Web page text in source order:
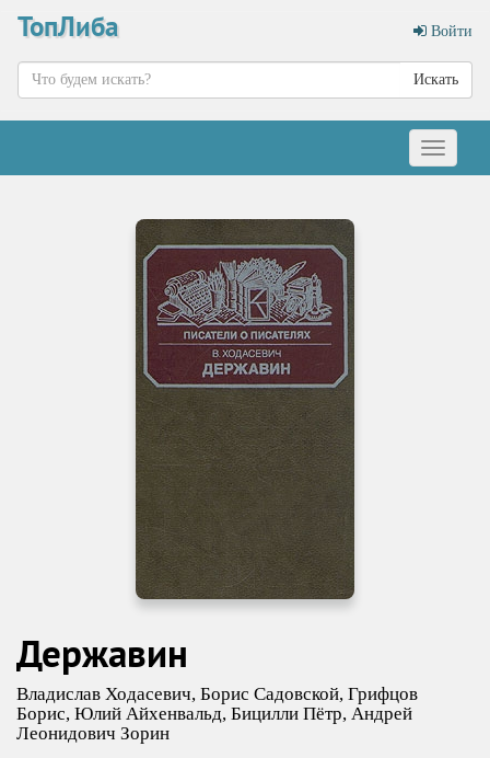
ТопЛиба Войти
Искать
Меню
Державин
Владислав Ходасевич, Борис Садовской, Грифцов
Борис, Юлий Айхенвальд, Бицилли Пётр, Андрей
Леонидович Зорин